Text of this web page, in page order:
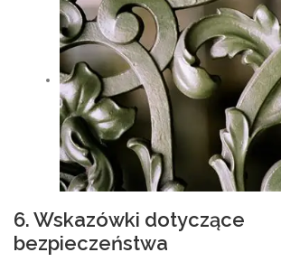
6. Wskazówki dotyczące
bezpieczeństwa